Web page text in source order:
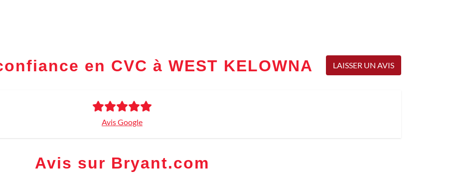
en CVC à WEST KELOWNA LAISSER UN AVIS
Avis Google
Avis sur Bryant.com